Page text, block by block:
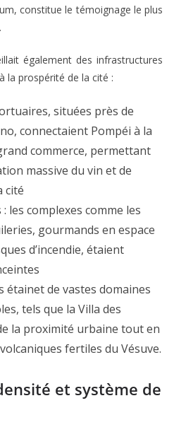
constitue le témoignage le plus
également des infrastructures
la prospérité de la cité :
situées près de
connectaient Pompéi à la
commerce, permettant
massive du vin et de
cité
les complexes comme les
gourmands en espace
d’incendie, étaient
étainet de vastes domaines
tels que la Villa des
la proximité urbaine tout en
fertiles du Vésuve.
et système de